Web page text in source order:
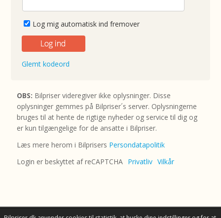
Log mig automatisk ind fremover
Glemt kodeord
OBS: Bilpriser videregiver ikke oplysninger. Disse
oplysninger gemmes på Bilpriser´s server. Oplysningerne
bruges til at hente de rigtige nyheder og service til dig og
er kun tilgængelige for de ansatte i Bilpriser.
Læs mere herom i Bilprisers Persondatapolitik
Login er beskyttet af reCAPTCHA Privatliv Vilkår